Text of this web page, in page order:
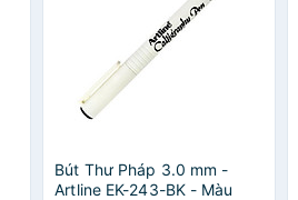
Bút Thư Pháp 3.0 mm -
Artline EK-243-BK - Màu